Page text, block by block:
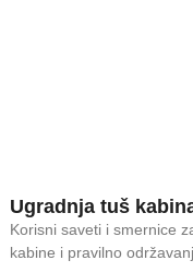
Ugradnja tuš
Korisni saveti i smernice
kabine i pravilno